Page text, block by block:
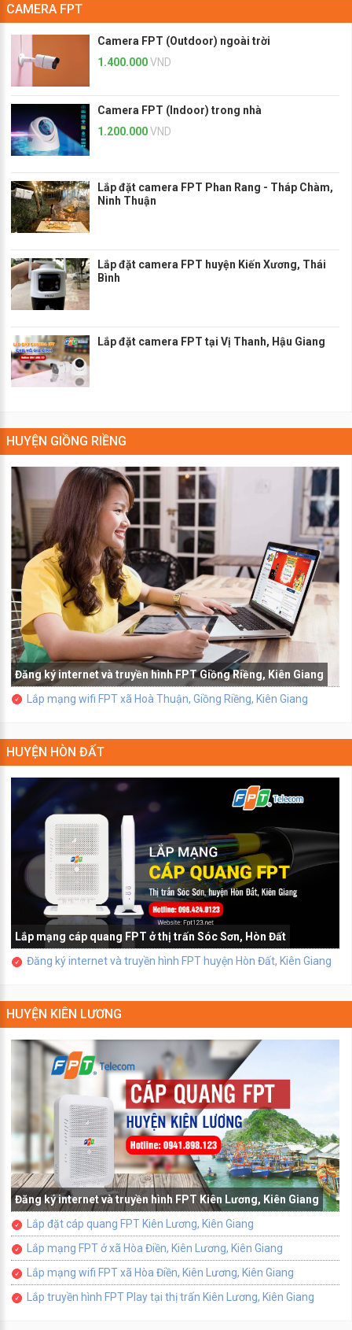
CAMERA FPT
Camera FPT (Outdoor) ngoài trời
1.400.000VND
Camera FPT (Indoor) trong nhà
1.200.000VND
Lắp đặt camera FPT Phan Rang - Tháp Chàm,
Ninh Thuận
Lắp đặt camera FPT huyện Kiến Xương, Thái
Bình
Lắp đặt camera FPT tại Vị Thanh, Hậu Giang
HUYỆN GIỒNG RIỀNG
Đăng ký internet và truyền hình FPT Giồng Riềng, Kiên Giang
Lắp mạng wifi FPT xã Hoà Thuận, Giồng Riềng, Kiên Giang
HUYỆN HÒN ĐẤT
Lắp mạng cáp quang FPT ở thị trấn Sóc Sơn, Hòn Đất
Đăng ký internet và truyền hình FPT huyện Hòn Đất, Kiên Giang
HUYỆN KIÊN LƯƠNG
Đăng ký internet và truyền hình FPT Kiên Lương, Kiên Giang
Lắp đặt cáp quang FPT Kiên Lương, Kiên Giang
Lắp mạng FPT ở xã Hòa Điền, Kiên Lương, Kiên Giang
Lắp mạng wifi FPT xã Hòa Điền, Kiên Lương, Kiên Giang
Lắp truyền hình FPT Play tại thị trấn Kiên Lương, Kiên Giang